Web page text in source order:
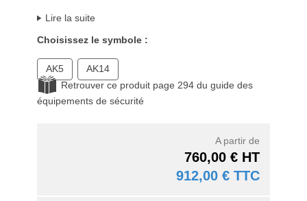
Lire la suite
Choisissez le symbole :
AK5
AK14
Retrouver ce produit page 294 du guide des
équipements de sécurité
A partir de
760,00 € HT
912,00 € TTC